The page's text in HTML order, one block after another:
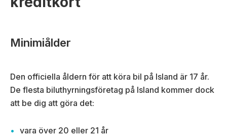
Minimiålder
Den officiella åldern för att köra bil på Island är 17 år.
De flesta biluthyrningsföretag på Island kommer dock
att be dig att göra det:
vara över 20 eller 21 år